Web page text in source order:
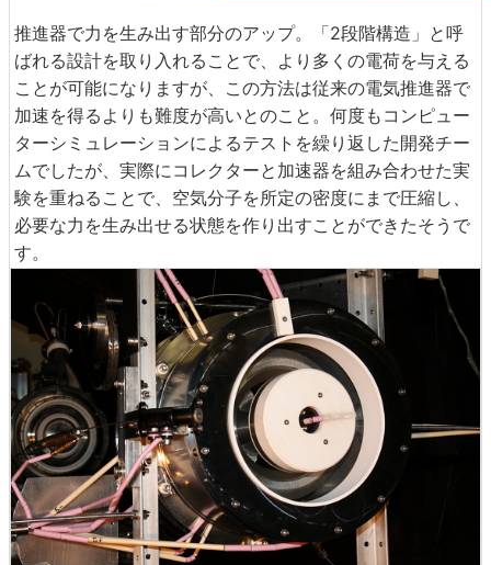
推進器で力を生み出す部分のアップ。「2段階構造」と呼
ばれる設計を取り入れることで、より多くの電荷を与える
ことが可能になりますが、この方法は従来の電気推進器で
加速を得るよりも難度が高いとのこと。何度もコンピュー
ターシミュレーションによるテストを繰り返した開発チー
ムでしたが、実際にコレクターと加速器を組み合わせた実
験を重ねることで、空気分子を所定の密度にまで圧縮し、
必要な力を生み出せる状態を作り出すことができたそうで
す。